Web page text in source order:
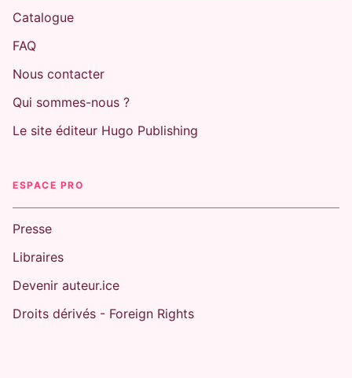
Catalogue
FAQ
Nous contacter
Qui sommes-nous ?
Le site éditeur Hugo Publishing
ESPACE PRO
Presse
Libraires
Devenir auteur.ice
Droits dérivés - Foreign Rights